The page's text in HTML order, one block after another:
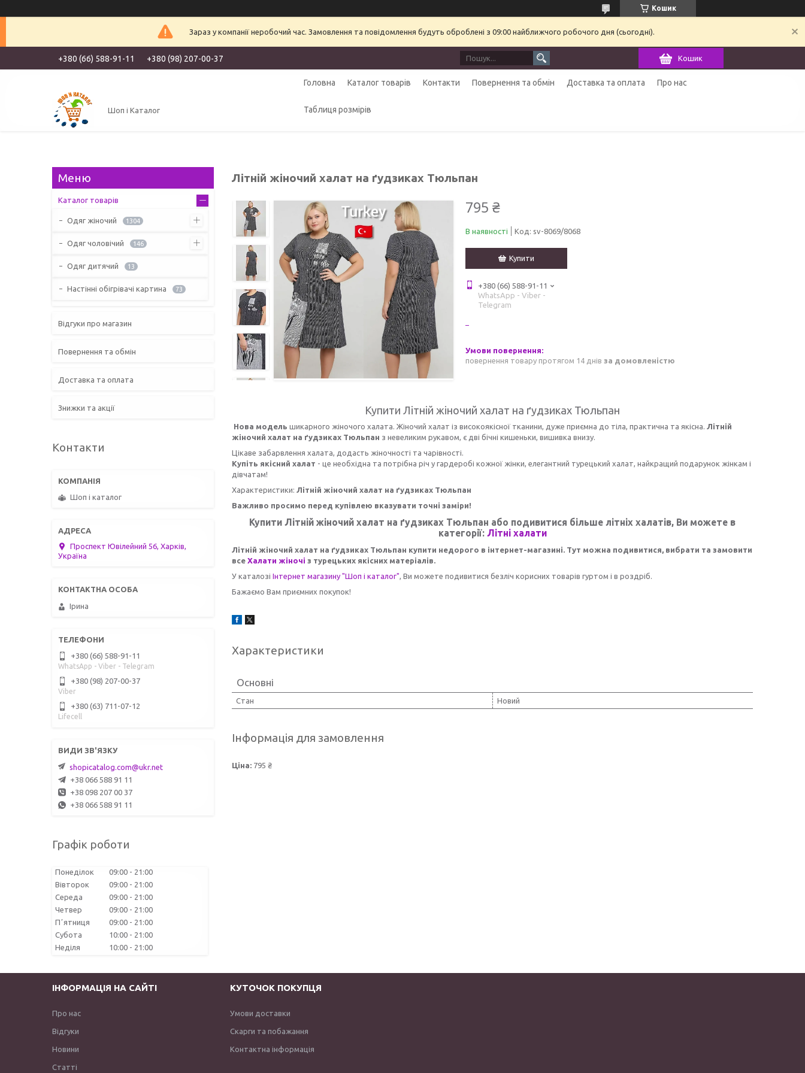
Кошик
Зараз у компанії неробочий час. Замовлення та повідомлення будуть оброблені з 09:00 найближчого робочого дня (сьогодні).
+380 (66) 588-91-11 +380 (98) 207-00-37 Кошик
Шоп і Каталог
Головна Каталог товарів Контакти Повернення та обмін Доставка та оплата Про нас
Таблиця розмірів
Літній жіночий халат на ґудзиках Тюльпан
795 ₴
В наявності Код: sv-8069/8068
Купити
+380 (66) 588-91-11
WhatsApp - Viber -
Telegram
повернення товару протягом 14 днів за домовленістю
Купити Літній жіночий халат на ґудзиках Тюльпан
Нова модель шикарного жіночого халата. Жіночий халат із високоякісної тканини, дуже приємна до тіла, практична та якісна. Літній
жіночий халат на ґудзиках Тюльпан з невеликим рукавом, є дві бічні кишеньки, вишивка внизу.
Цікаве забарвлення халата, додасть жіночності та чарівності.
Купіть якісний халат - це необхідна та потрібна річ у гардеробі кожної жінки, елегантний турецький халат, найкращий подарунок жінкам і
дівчатам!
Характеристики: Літній жіночий халат на ґудзиках Тюльпан
Важливо просимо перед купівлею вказувати точні заміри!
Купити Літній жіночий халат на ґудзиках Тюльпан або подивитися більше літніх халатів, Ви можете в
категорії: Літні халати
Літній жіночий халат на ґудзиках Тюльпан купити недорого в інтернет-магазині. Тут можна подивитися, вибрати та замовити
все Халати жіночі з турецьких якісних матеріалів.
У каталозі Інтернет магазину "Шоп і каталог" , Ви можете подивитися безліч корисних товарів гуртом і в роздріб.
Бажаємо Вам приємних покупок!
Характеристики
Основні
Стан Новий
Інформація для замовлення
Ціна: 795 ₴
Каталог товарів
Одяг жіночий 1304
Одяг чоловічий 146
Одяг дитячий 13
Настінні обігрівачі картина 73
Відгуки про магазин
Повернення та обмін
Доставка та оплата
Знижки та акції
Контакти
Шоп і каталог
Проспект Ювілейний 56, Харків,
Україна
Ірина
+380 (66) 588-91-11
WhatsApp - Viber - Telegram
+380 (98) 207-00-37
Viber
+380 (63) 711-07-12
Lifecell
shopicatalog.com@ukr.net
+38 066 588 91 11
+38 098 207 00 37
+38 066 588 91 11
Графік роботи
Понеділок 09:00
21:00
Вівторок
09:00
21:00
Середа
09:00
21:00
Четвер
09:00
21:00
Пʼятниця
09:00
21:00
Субота
10:00
21:00
Неділя
10:00 21:00
ІНФОРМАЦІЯ НА САЙТІ
Про нас
Відгуки
Новини
Статті
КУТОЧОК ПОКУПЦЯ
Умови доставки
Скарги та побажання
Контактна інформація